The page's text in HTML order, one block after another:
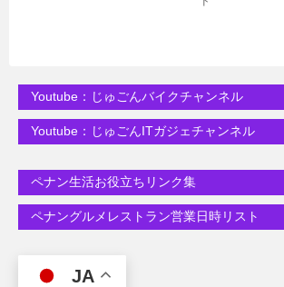
Youtube：じゅごんバイクチャンネル
Youtube：じゅごんITガジェチャンネル
ペナン生活お役立ちリンク集
ペナングルメレストラン営業日時リスト
JA